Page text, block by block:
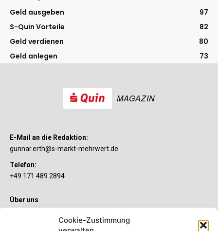
Cookie-Zustimmung
Geld ausgeben
97
S-Quin Vorteile
82
Geld verdienen
80
Geld anlegen
73
MAGAZIN
E-Mail an die Redaktion:
gunnar.erth@s-markt-mehrwert.de
Telefon:
+49 171 489 2894
Über uns
Sie wollen mehr als ein gewöhnliches Girokonto? Dann ist unser